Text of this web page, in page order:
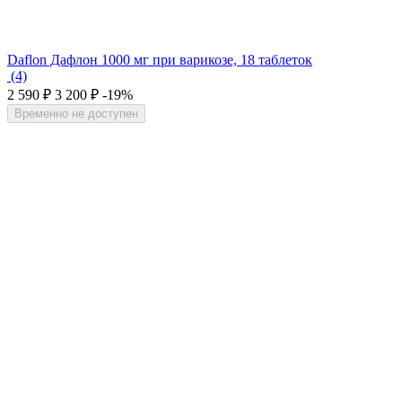
Daflon Дафлон 1000 мг при варикозе, 18 таблеток
(4)
2 590 ₽ 3 200 ₽ -19%
Временно не доступен